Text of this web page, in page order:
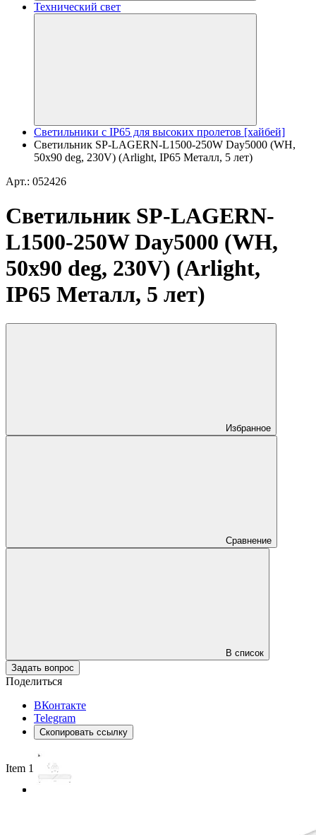
Технический свет
Светильники с IP65 для высоких пролетов [хайбей]
Светильник SP-LAGERN-L1500-250W Day5000 (WH,
50х90 deg, 230V) (Arlight, IP65 Металл, 5 лет)
Арт.: 052426
Светильник SP-LAGERN-
L1500-250W Day5000 (WH,
50х90 deg, 230V) (Arlight,
IP65 Металл, 5 лет)
Избранное
Сравнение
В список
Задать вопрос
Поделиться
ВКонтакте
Telegram
Скопировать ссылку
Item 1 of 3